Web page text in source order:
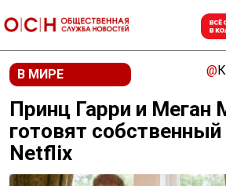
В МИРЕ @
Принц Гарри и Меган
готовят
Netflix